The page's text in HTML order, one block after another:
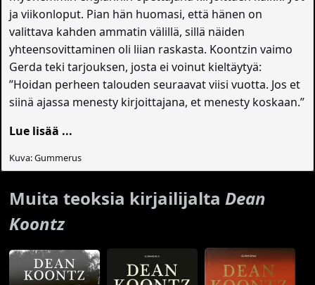
ja viikonloput. Pian hän huomasi, että hänen on
valittava kahden ammatin välillä, sillä näiden
yhteensovittaminen oli liian raskasta. Koontzin vaimo
Gerda teki tarjouksen, josta ei voinut kieltäytyä:
”Hoidan perheen talouden seuraavat viisi vuotta. Jos et
siinä ajassa menesty kirjoittajana, et menesty koskaan.”
Lue lisää ...
Kuva: Gummerus
Muita teoksia kirjailijaltaDean
Koontz